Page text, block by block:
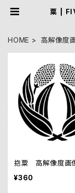
粟 |
HOME 高解像度
抱粟 高解像度画
¥360